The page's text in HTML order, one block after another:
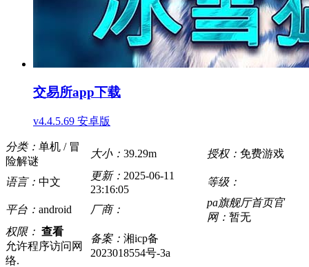
交易所app下载
v4.4.5.69 安卓版
分类： 单机 / 冒
险解谜
大小： 39.29m 授权： 免费游戏
语言： 中文
更新： 2025-06-11
23:16:05
等级：
平台： android 厂商：
pa旗舰厅首页官
网： 暂无
权限： 查看
允许程序访问网
络.
备案： 湘icp备
2023018554号-3a